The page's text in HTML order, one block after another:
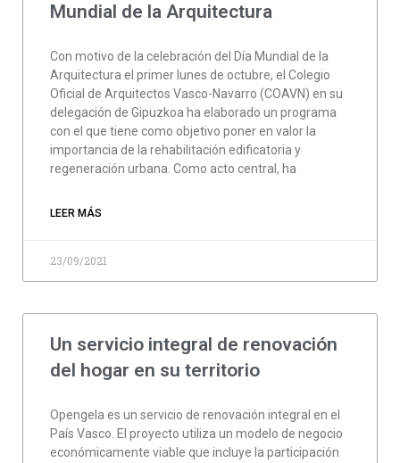
Mundial de la Arquitectura
Con motivo de la celebración del Día Mundial de la
Arquitectura el primer lunes de octubre, el Colegio
Oficial de Arquitectos Vasco-Navarro (COAVN) en su
delegación de Gipuzkoa ha elaborado un programa
con el que tiene como objetivo poner en valor la
importancia de la rehabilitación edificatoria y
regeneración urbana. Como acto central, ha
LEER MÁS
23/09/2021
Un servicio integral de renovación
del hogar en su territorio
Opengela es un servicio de renovación integral en el
País Vasco. El proyecto utiliza un modelo de negocio
económicamente viable que incluye la participación